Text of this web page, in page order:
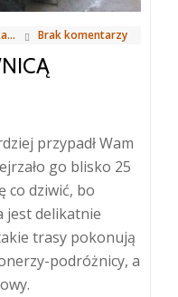
Brak komentarzy
przypadł Wam
go blisko 25
co dziwić, bo
jest delikatnie
trasy pokonują
podróżnicy, a